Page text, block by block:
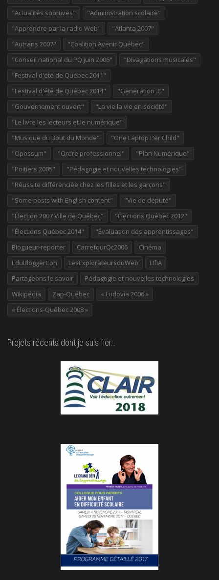
"Actualités sportives"
"Administration scolaire"
"Apprendre par la radio Web"
"Atlanta 2007"
"Autrans 2007"
"Coalition Avenir Québec"
"Conseil national du PQ juin 2006"
"Divagations musicales"
"Festival d'été de Québec 2011"
"Festival d'été de Québec 2014"
"Generation_C"
"Gouvernement ouvert"
"La vie la vie en société"
"Le livre les lecteurs et le numérique"
"Musique du Bout du Monde"
"One Laptop Per Child"
"Opossum"
"Ordre professionnel"
"Plan Numérique"
"Poitiers 2005"
"Pédagogie et nouvelles technologies"
"Réussite différenciée chez les filles et les garçons"
"Some posts with English content"
"Vie de député"
"Élection 2007 Ville de Québec"
"Élections Québec 2012"
"Élections Québec 2014"
"Évaluation des apprentissages"
Blogueur-reporter
CarrefourQc2006
Cinéma
EduBloggerCon
LesExplorateursduWeb
LIfIA
Partageons le savoir
Pédagogie et nouvelles technologies
Wikipédia
Zap-Québec
« Ludovia 2006 »
« Élections-Québec 2008 »
Projets récents dont je suis fier…